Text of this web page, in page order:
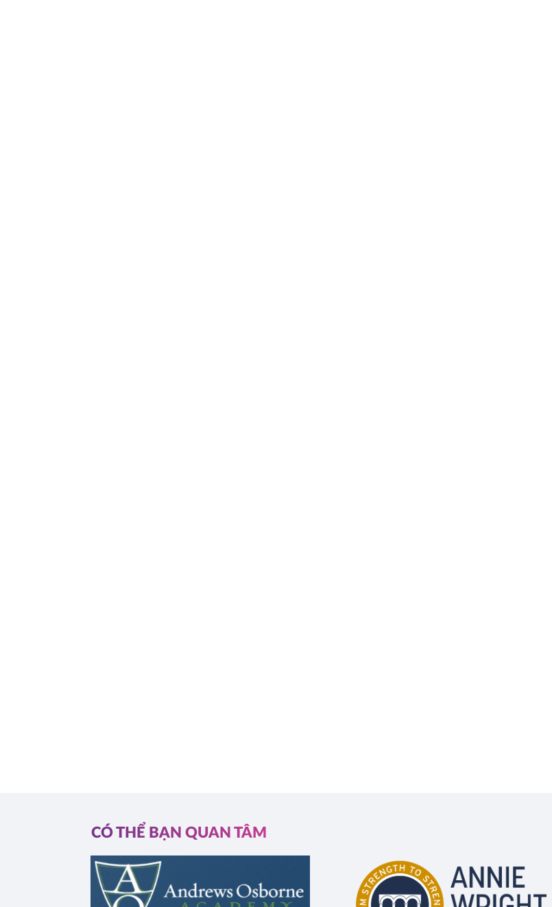
CÓ THỂ BẠN QUAN TÂM